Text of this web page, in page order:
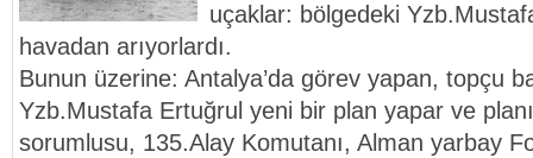
uçaklar: bölgedeki
havadan arıyorlardı.
Bunun üzerine: Antalya’da görev yapan, topçu
Yzb.Mustafa Ertuğrul yeni bir plan yapar ve
sorumlusu, 135.Alay Komutanı, Alman yarbay